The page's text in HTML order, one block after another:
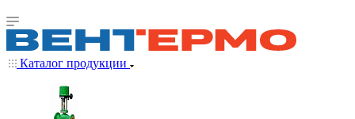
Каталог продукции